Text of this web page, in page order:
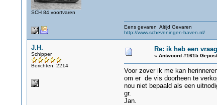
SCH 84 voortvaren
Eens gevaren Altijd Gevaren
http://www.scheveningen-haven.nl/
J.H.
Schipper
Berichten: 2214
Re: ik heb een vraag
« Antwoord #1615
Voor zover ik me kan
om er de vis doorheen te
nou niet bepaald als een
gr.
Jan.